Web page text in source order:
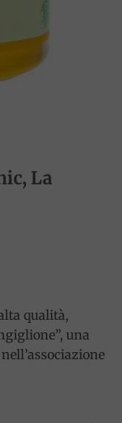
La
qualità,
una